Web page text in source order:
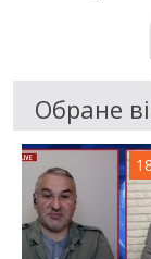
Обране